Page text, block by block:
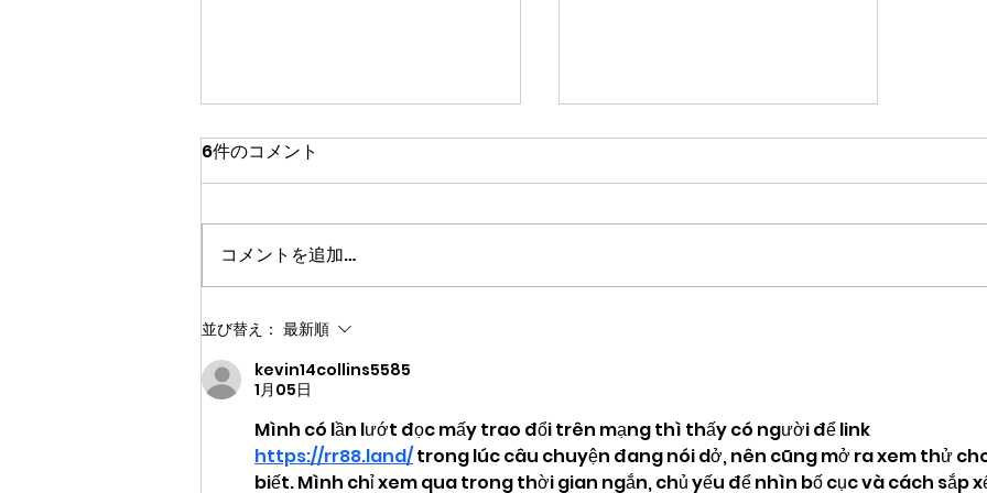
カート導入
6件のコメント
コメントを追加…
並び替え： 最新順
kevin14collins5585
1月05日
Mình có lần lướt đọc mấy trao đổi trên mạng thì thấy có người để link
https://rr88.land/ trong lúc câu chuyện đang nói dở, nên cũng mở ra xem thử
biết. Mình chỉ xem qua trong thời gian ngắn, chủ yếu để nhìn bố cục và cách sắp